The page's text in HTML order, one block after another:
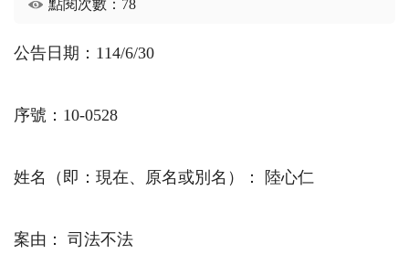
點閱次數：78
公告日期： 114/6/30
序號：10-0528
姓名（即：現在、原名或別名）： 陸心仁
案由： 司法不法